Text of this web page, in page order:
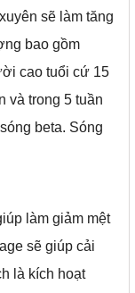
sẽ làm tăng
bao gồm
cao tuổi cứ 15
và trong 5 tuần
beta. Sóng
làm giảm mệt
sẽ giúp cải
là kích hoạt